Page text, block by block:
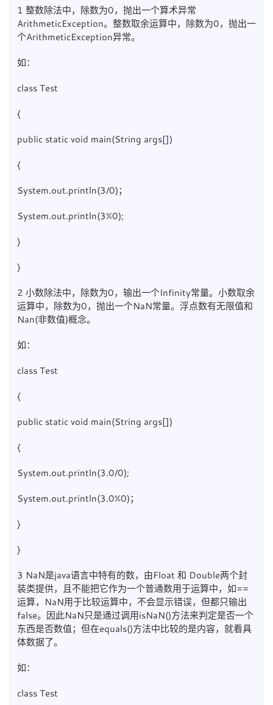
1 整数除法中，除数为0，抛出一个算术异常
ArithmeticException。整数取余运算中，除数为0，抛出一
个ArithmeticException异常。
如：
class Test
{
public static void main(String args[])
{
System.out.println(3/0)；
System.out.println(3%0);
}
}
2 小数除法中，除数为0，输出一个Infinity常量。小数取余
运算中，除数为0，抛出一个NaN常量。浮点数有无限值和
Nan(非数值)概念。
如：
class Test
{
public static void main(String args[])
{
System.out.println(3.0/0);
System.out.println(3.0%0)；
}
}
3 NaN是java语言中特有的数，由Float 和 Double两个封
装类提供，且不能把它作为一个普通数用于运算中，如==
运算，NaN用于比较运算中，不会显示错误，但都只输出
false。因此NaN只是通过调用isNaN()方法来判定是否一个
东西是否数值；但在equals()方法中比较的是内容，就看具
体数据了。
如：
class Test